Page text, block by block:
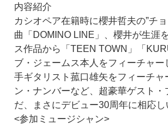
内容紹介
カシオペア在籍時に櫻井哲夫の”チ
曲「DOMINO LINE」、櫻井が生涯
ス作品から「TEEN TOWN」「
ブ・ジェームス本人をフィーチャ
手ギタリスト菰口雄矢をフィーチ
ン・ナンバーなど、超豪華ゲスト
だ、まさにデビュー30周年に相応
<参加ミュージシャン>